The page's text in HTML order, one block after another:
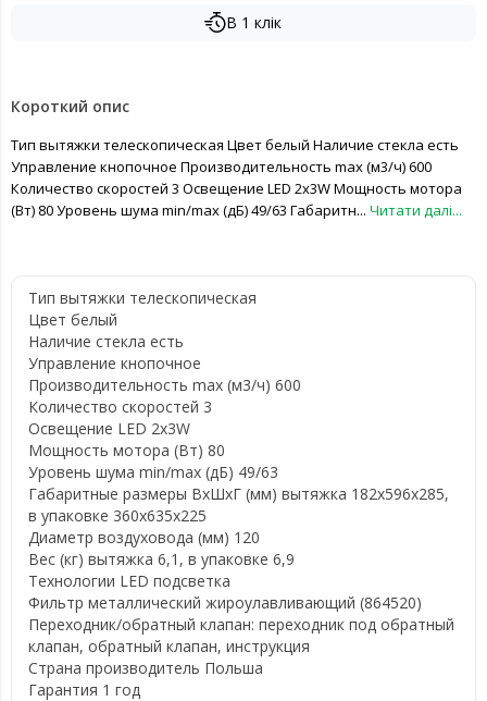
В 1 клік
Короткий опис
Тип вытяжки телескопическая Цвет белый Наличие стекла есть
Управление кнопочное Производительность max (м3/ч) 600
Количество скоростей 3 Освещение LED 2x3W Мощность мотора
(Вт) 80 Уровень шума min/max (дБ) 49/63 Габаритн... Читати далі...
Тип вытяжки телескопическая
Цвет белый
Наличие стекла есть
Управление кнопочное
Производительность max (м3/ч) 600
Количество скоростей 3
Освещение LED 2x3W
Мощность мотора (Вт) 80
Уровень шума min/max (дБ) 49/63
Габаритные размеры ВхШхГ (мм) вытяжка 182x596x285,
в упаковке 360x635x225
Диаметр воздуховода (мм) 120
Вес (кг) вытяжка 6,1, в упаковке 6,9
Технологии LED подсветка
Фильтр металлический жироулавливающий (864520)
Переходник/обратный клапан: переходник под обратный
клапан, обратный клапан, инструкция
Страна производитель Польша
Гарантия 1 год